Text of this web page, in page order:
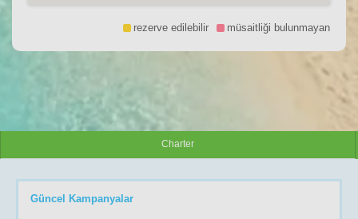
rezerve edilebilir müsaitliği bulunmayan
Charter
Güncel Kampanyalar